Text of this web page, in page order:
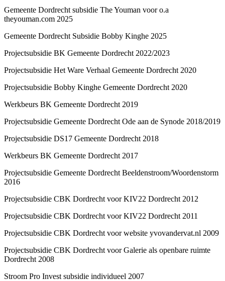
Gemeente Dordrecht subsidie The Youman voor o.a
theyouman.com 2025
Gemeente Dordrecht Subsidie Bobby Kinghe 2025
Projectsubsidie BK Gemeente Dordrecht 2022/2023
Projectsubsidie Het Ware Verhaal Gemeente Dordrecht 2020
Projectsubsidie Bobby Kinghe Gemeente Dordrecht 2020
Werkbeurs BK Gemeente Dordrecht 2019
Projectsubsidie Gemeente Dordrecht Ode aan de Synode 2018/2019
Projectsubsidie DS17 Gemeente Dordrecht 2018
Werkbeurs BK Gemeente Dordrecht 2017
Projectsubsidie Gemeente Dordrecht Beeldenstroom/Woordenstorm
2016
Projectsubsidie CBK Dordrecht voor KIV22 Dordrecht 2012
Projectsubsidie CBK Dordrecht voor KIV22 Dordrecht 2011
Projectsubsidie CBK Dordrecht voor website yvovandervat.nl 2009
Projectsubsidie CBK Dordrecht voor Galerie als openbare ruimte
Dordrecht 2008
Stroom Pro Invest subsidie individueel 2007